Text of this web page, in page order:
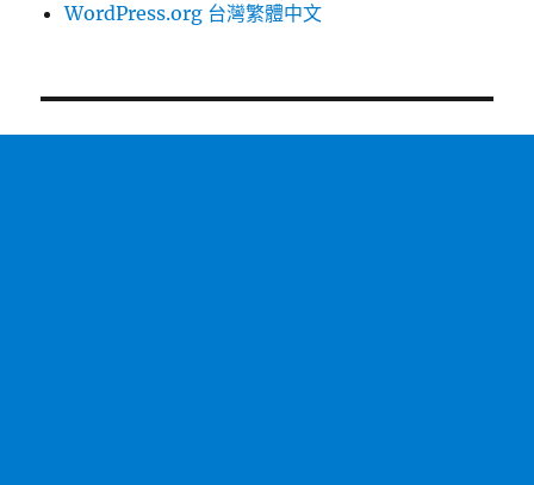
WordPress.org 台灣繁體中文